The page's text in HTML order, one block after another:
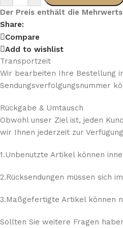
Der Preis enthält die
Share:
Compare
Add to wishlist
Transportzeit
Wir bearbeiten Ihre Bestellung
Sendungsverfolgungsnummer
Rückgabe & Umtausch
Obwohl unser Ziel ist, jeden
wir Ihnen jederzeit zur
1.Unbenutzte Artikel können
2.Rücksendungen müssen sich
3.Maßgefertigte Artikel können
Sollten Sie weitere Fragen